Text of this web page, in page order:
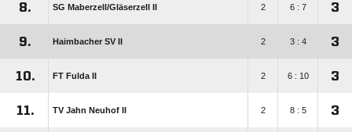
8. SG Maberzell/​Gläserzell II 2 6 : 7 3
9. Haimbacher SV II 2 3 : 4 3
10. FT Fulda II 2 6 : 10 3
11. TV Jahn Neuhof II 2 8 : 5 3